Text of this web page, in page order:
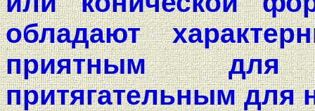
обладают
приятным для
притягательным для